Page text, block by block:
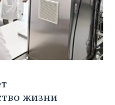
жизни